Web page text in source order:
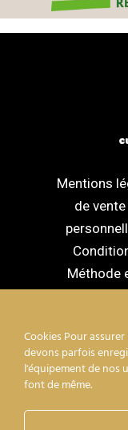
Mentions
de vente
Méthode
facebook
Cookies Pour
devons parfois
l'équipement de nos
font de même.